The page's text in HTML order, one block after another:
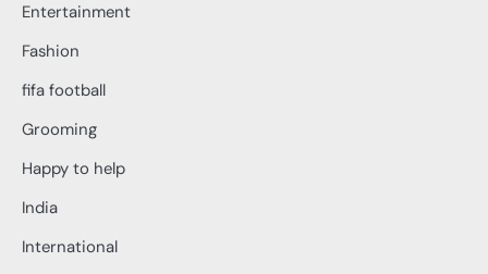
Entertainment
Fashion
fifa football
Grooming
Happy to help
India
International